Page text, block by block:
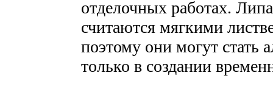
отделочных работах.
считаются мягкими
поэтому они могут стать
только в создании